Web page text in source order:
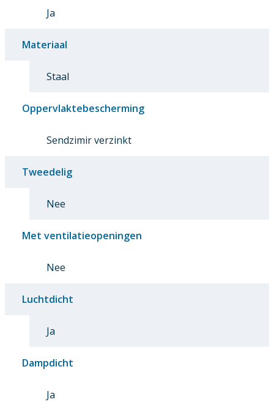
Ja
Materiaal
Staal
Oppervlaktebescherming
Sendzimir verzinkt
Tweedelig
Nee
Met ventilatieopeningen
Nee
Luchtdicht
Ja
Dampdicht
Ja